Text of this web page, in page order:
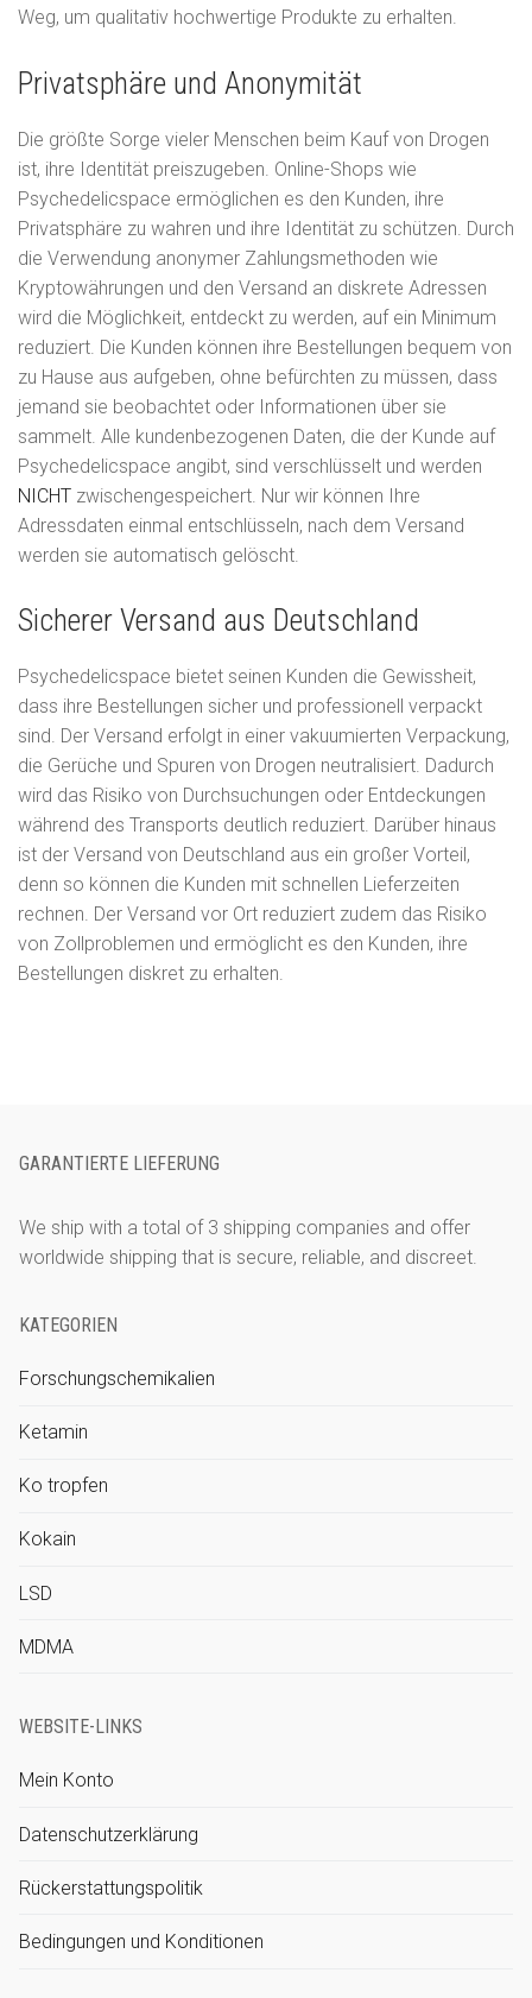
Weg, um qualitativ hochwertige Produkte zu erhalten.
Privatsphäre und Anonymität
Die größte Sorge vieler Menschen beim Kauf von Drogen
ist, ihre Identität preiszugeben. Online-Shops wie
Psychedelicspace ermöglichen es den Kunden, ihre
Privatsphäre zu wahren und ihre Identität zu schützen. Durch
die Verwendung anonymer Zahlungsmethoden wie
Kryptowährungen und den Versand an diskrete Adressen
wird die Möglichkeit, entdeckt zu werden, auf ein Minimum
reduziert. Die Kunden können ihre Bestellungen bequem von
zu Hause aus aufgeben, ohne befürchten zu müssen, dass
jemand sie beobachtet oder Informationen über sie
sammelt. Alle kundenbezogenen Daten, die der Kunde auf
Psychedelicspace angibt, sind verschlüsselt und werden
NICHT zwischengespeichert. Nur wir können Ihre
Adressdaten einmal entschlüsseln, nach dem Versand
werden sie automatisch gelöscht.
Sicherer Versand aus Deutschland
Psychedelicspace bietet seinen Kunden die Gewissheit,
dass ihre Bestellungen sicher und professionell verpackt
sind. Der Versand erfolgt in einer vakuumierten Verpackung,
die Gerüche und Spuren von Drogen neutralisiert. Dadurch
wird das Risiko von Durchsuchungen oder Entdeckungen
während des Transports deutlich reduziert. Darüber hinaus
ist der Versand von Deutschland aus ein großer Vorteil,
denn so können die Kunden mit schnellen Lieferzeiten
rechnen. Der Versand vor Ort reduziert zudem das Risiko
von Zollproblemen und ermöglicht es den Kunden, ihre
Bestellungen diskret zu erhalten.
GARANTIERTE LIEFERUNG
We ship with a total of 3 shipping companies and offer
worldwide shipping that is secure, reliable, and discreet.
KATEGORIEN
Forschungschemikalien
Ketamin
Ko tropfen
Kokain
LSD
MDMA
WEBSITE-LINKS
Mein Konto
Datenschutzerklärung
Rückerstattungspolitik
Bedingungen und Konditionen